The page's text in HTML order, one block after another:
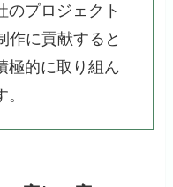
のプロジェクト
作に貢献すると
極的に取り組ん